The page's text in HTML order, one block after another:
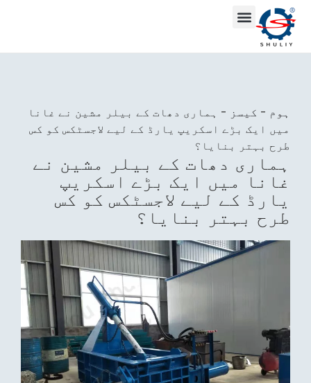
ہوم - کیسز - ہماری دھات کے بیلر مشین نے غانا
میں ایک بڑے اسکریپ یارڈ کے لیے لاجسٹکس کو کس
طرح بہتر بنایا؟
ہماری دھات کے بیلر مشین نے
غانا میں ایک بڑے اسکریپ
یارڈ کے لیے لاجسٹکس کو کس
طرح بہتر بنایا؟